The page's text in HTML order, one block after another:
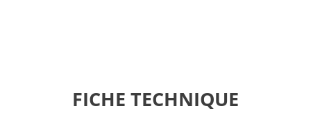
FICHE TECHNIQUE